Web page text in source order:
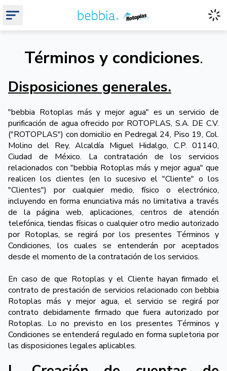
Términos y condiciones.
Disposiciones generales.
"bebbia Rotoplas más y mejor agua" es un servicio de
purificación de agua ofrecido por ROTOPLAS, S.A. DE C.V.
("ROTOPLAS") con domicilio en Pedregal 24, Piso 19, Col.
Molino del Rey, Alcaldía Miguel Hidalgo, C.P. 01140,
Ciudad de México. La contratación de los servicios
relacionados con "bebbia Rotoplas más y mejor agua" que
realicen los clientes (en lo sucesivo el "Cliente" o los
"Clientes") por cualquier medio, físico o electrónico,
incluyendo en forma enunciativa más no limitativa a través
de la página web, aplicaciones, centros de atención
telefónica, tiendas físicas o cualquier otro medio autorizado
por Rotoplas, se regirá por los presentes Términos y
Condiciones, los cuales se entenderán por aceptados
desde el momento de la contratación de los servicios.
En caso de que Rotoplas y el Cliente hayan firmado el
contrato de prestación de servicios relacionado con bebbia
Rotoplas más y mejor agua, el servicio se regirá por
contrato debidamente firmado que fuera autorizado por
Rotoplas. Lo no previsto en los presentes Términos y
Condiciones se entenderá regulado en forma supletoria por
las disposiciones legales aplicables.